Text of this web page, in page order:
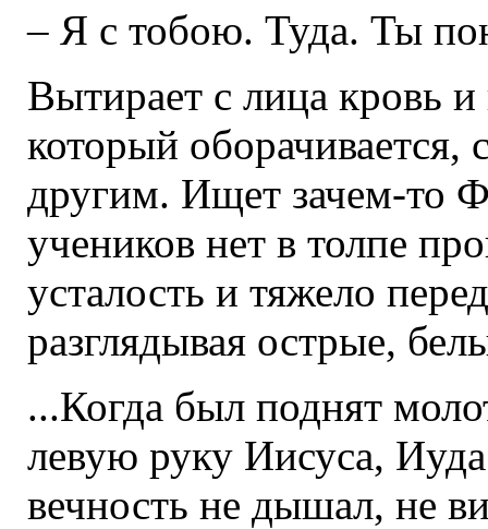
– Я с тобою. Туда. Ты
Вытирает с лица кровь и
который оборачивается,
другим. Ищет зачем-то
учеников нет в толпе
усталость и тяжело
разглядывая острые,
...Когда был поднят
левую руку Иисуса,
вечность не дышал, не